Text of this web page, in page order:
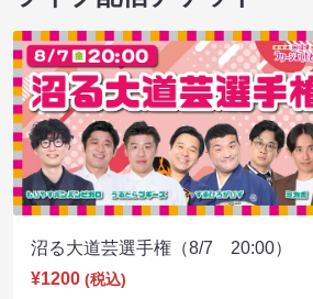
沼る大道芸選手権（8/7 20:00）
¥1200 (税込)